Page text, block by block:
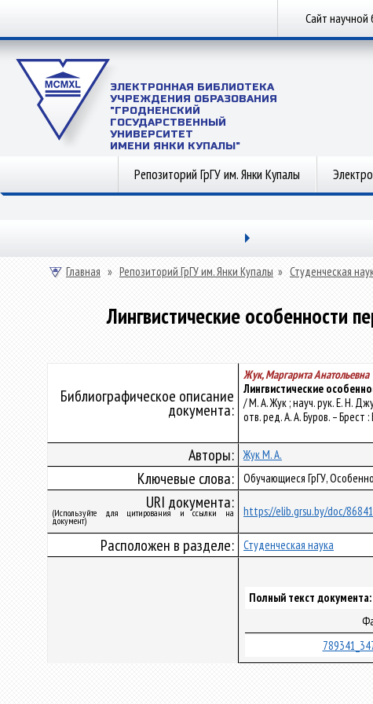
Сайт научной
ЭЛЕКТРОННАЯ БИБЛИОТЕКА
УЧРЕЖДЕНИЯ ОБРАЗОВАНИЯ
"ГРОДНЕНСКИЙ
ГОСУДАРСТВЕННЫЙ
УНИВЕРСИТЕТ
ИМЕНИ ЯНКИ КУПАЛЫ"
Репозиторий ГрГУ им. Янки Купалы
Главная » Репозиторий ГрГУ им. Янки Купалы » Студенческая
Лингвистические особенности
Библиографическое описание
документа:
Жук, Маргарита Анатольевна
Лингвистические
/ М. А. Жук ; науч. рук. Е. Н.
отв. ред. А. А. Буров. –
Авторы: Жук М. А.
Ключевые слова: Обучающиеся ГрГУ,
URI документа:
(Используйте для цитирования и ссылки на
документ)
https://elib.grsu.by/doc/86841
Расположен в разделе: Студенческая наука
Полный текст документа: